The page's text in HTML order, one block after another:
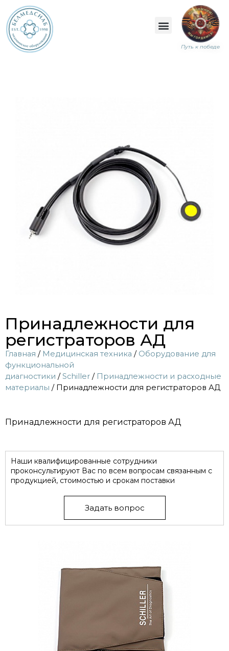
Путь к победе
Принадлежности для
регистраторов АД
Главная / Медицинская техника / Оборудование для
функциональной
диагностики /Sсhiller / Принадлежности и расходные
материалы / Принадлежности для регистраторов АД
Принадлежности для регистраторов АД
Наши квалифицированные сотрудники
проконсультируют Вас по всем вопросам связанным с
продукцией, стоимостью и срокам поставки
Задать вопрос